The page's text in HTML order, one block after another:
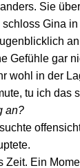
Sie
Gina in
Gefühle gar
wohl in der
tu ich das
an?
Zeit. Ein